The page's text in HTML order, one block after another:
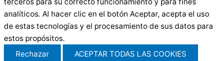
analíticos. Al hacer clic en el botón Aceptar, acepta el uso
de estas tecnologías y el procesamiento de sus datos para
estos propósitos.
Rechazar
ACEPTAR TODAS LAS COOKIES